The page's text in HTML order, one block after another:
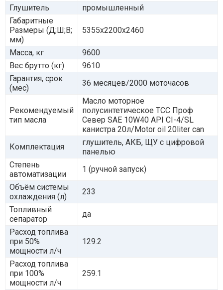
Глушитель
промышленный
Габаритные
Размеры (Д;Ш;В;
мм)
5355x2200x2460
Масса, кг
9600
Вес брутто (кг)
9610
Гарантия, срок
(мес)
36 месяцев/2000 моточасов
Рекомендуемый
тип масла
Масло моторное
полусинтетическое ТСС Проф
Север SAE 10W40 API CI-4/SL
канистра 20л/Motor oil 20liter can
Комплектация
глушитель, АКБ, ЩУ с цифровой
панелью
Степень
автоматизации
1 (ручной запуск)
Объём системы
охлаждения (л)
233
Топливный
сепаратор
да
Расход топлива
при 50%
мощности л/ч
129.2
Расход топлива
при 100%
мощности л/ч
259.1